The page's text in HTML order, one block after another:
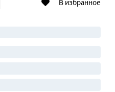
В избранное